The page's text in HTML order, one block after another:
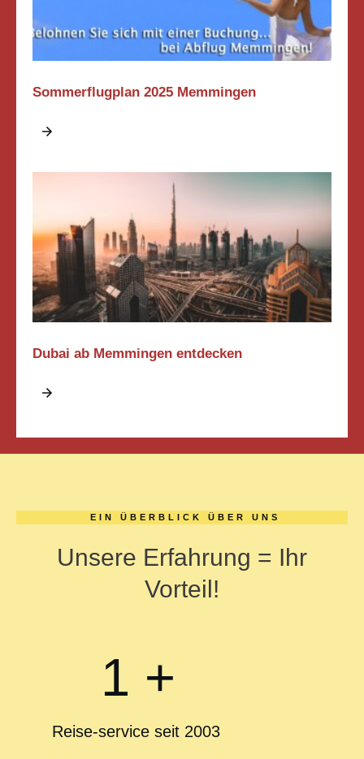
Sommerflugplan 2025 Memmingen
Dubai ab Memmingen entdecken
EIN ÜBERBLICK ÜBER UNS
Unsere Erfahrung = Ihr
Vorteil!
1 +
Reise-service seit 2003